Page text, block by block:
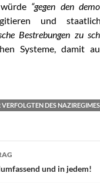
“gegen den
und
Bestrebungen zu
Systeme, damit
DES NAZIREGIMES
und in jedem!